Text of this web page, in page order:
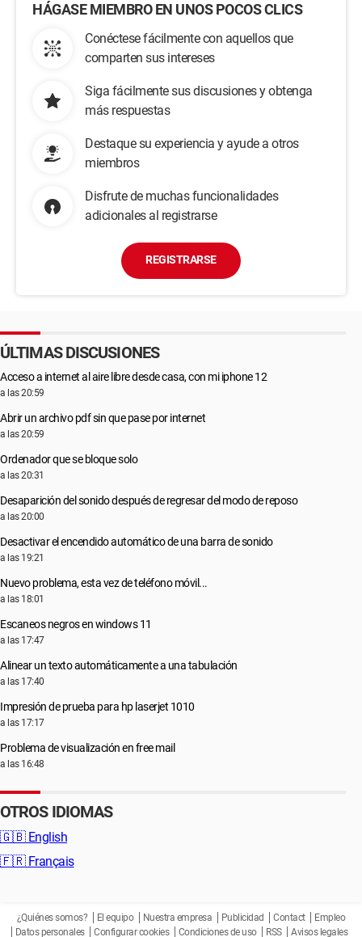
HÁGASE MIEMBRO EN UNOS POCOS CLICS
Conéctese fácilmente con aquellos que
comparten sus intereses
Siga fácilmente sus discusiones y obtenga
más respuestas
Destaque su experiencia y ayude a otros
miembros
Disfrute de muchas funcionalidades
adicionales al registrarse
REGISTRARSE
ÚLTIMAS DISCUSIONES
Acceso a internet al aire libre desde casa, con mi iphone 12
a las 20:59
Abrir un archivo pdf sin que pase por internet
a las 20:59
Ordenador que se bloque solo
a las 20:31
Desaparición del sonido después de regresar del modo de reposo
a las 20:00
Desactivar el encendido automático de una barra de sonido
a las 19:21
Nuevo problema, esta vez de teléfono móvil...
a las 18:01
Escaneos negros en windows 11
a las 17:47
Alinear un texto automáticamente a una tabulación
a las 17:40
Impresión de prueba para hp laserjet 1010
a las 17:17
Problema de visualización en free mail
a las 16:48
OTROS IDIOMAS
🇬🇧 English
🇫🇷 Français
¿Quiénes somos? El equipo Nuestra empresa Publicidad Contact
Empleo
Datos personales
Configurar cookies Condiciones de uso RSS Avisos legales